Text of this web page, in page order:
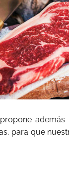
además
para que